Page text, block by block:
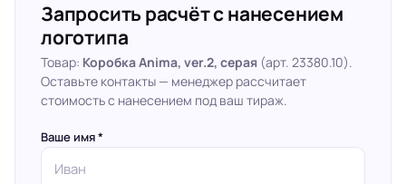
Запросить расчёт с нанесением
логотипа
Товар: Коробка Anima, ver.2, серая (арт. 23380.10).
Оставьте контакты — менеджер рассчитает
стоимость с нанесением под ваш тираж.
Ваше имя *